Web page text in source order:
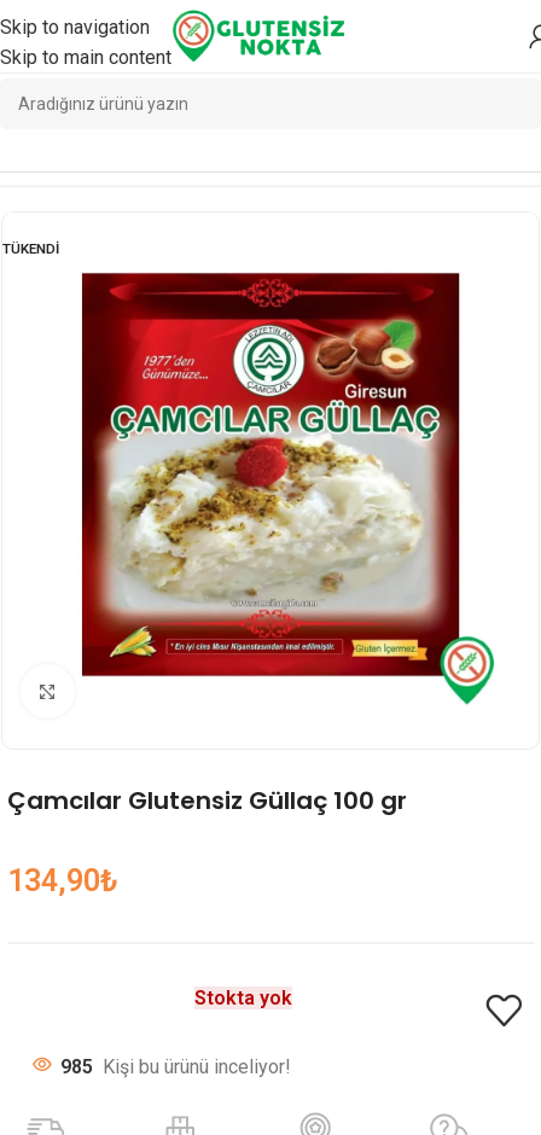
Skip to navigation
Skip to main content
Ana Sayfa Glutensiz
TÜKENDI
Çamcılar Glutensiz Güllaç 100 gr
134,90₺
Stokta yok
985 Kişi bu ürünü inceliyor!